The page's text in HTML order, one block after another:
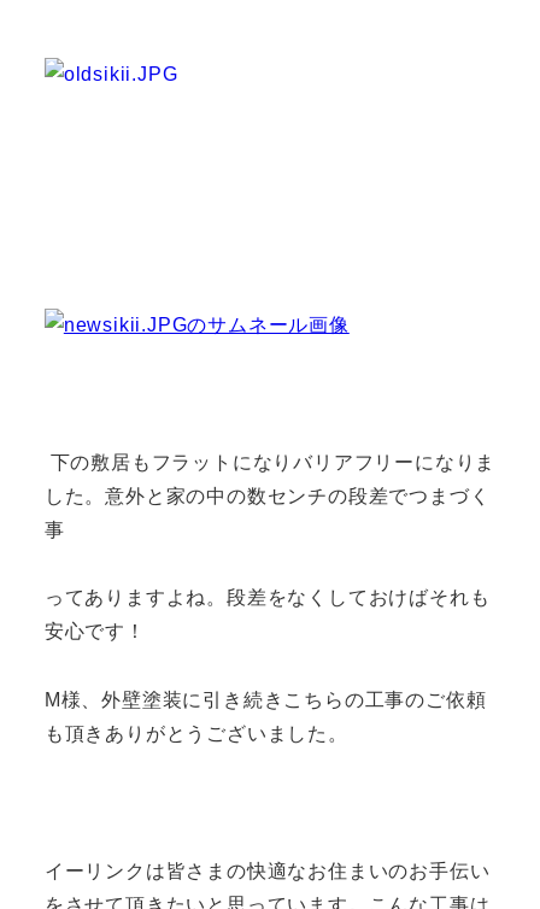
下の敷居もフラットになりバリアフリーになりま
した。意外と家の中の数センチの段差でつまづく
事
ってありますよね。段差をなくしておけばそれも
安心です！
M様、外壁塗装に引き続きこちらの工事のご依頼
も頂きありがとうございました。
イーリンクは皆さまの快適なお住まいのお手伝い
をさせて頂きたいと思っています。こんな工事は